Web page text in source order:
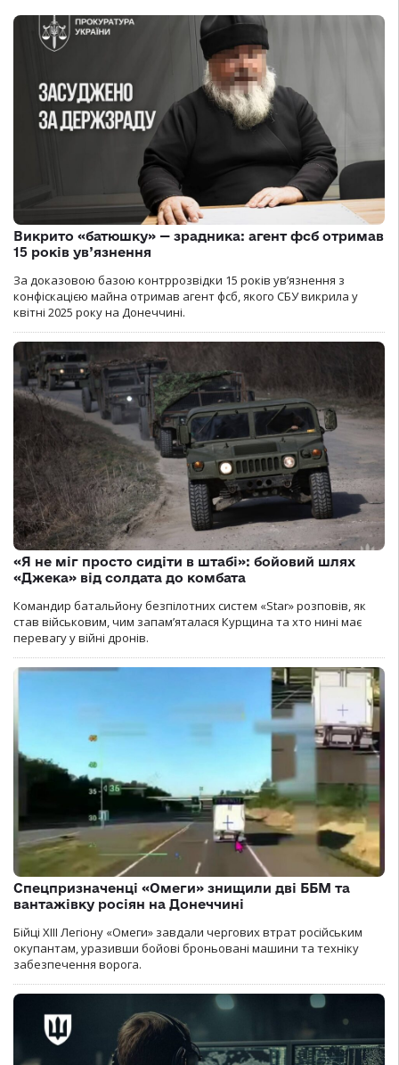
Викрито «батюшку» — зрадника: агент фсб отримав
15 років ув’язнення
За доказовою базою контррозвідки 15 років увʼязнення з
конфіскацією майна отримав агент фсб, якого СБУ викрила у
квітні 2025 року на Донеччині.
«Я не міг просто сидіти в штабі»: бойовий шлях
«Джека» від солдата до комбата
Командир батальйону безпілотних систем «Star» розповів, як
став військовим, чим запам’яталася Курщина та хто нині має
перевагу у війні дронів.
Спецпризначенці «Омеги» знищили дві ББМ та
вантажівку росіян на Донеччині
Бійці ХІІІ Легіону «Омеги» завдали чергових втрат російським
окупантам, уразивши бойові броньовані машини та техніку
забезпечення ворога.